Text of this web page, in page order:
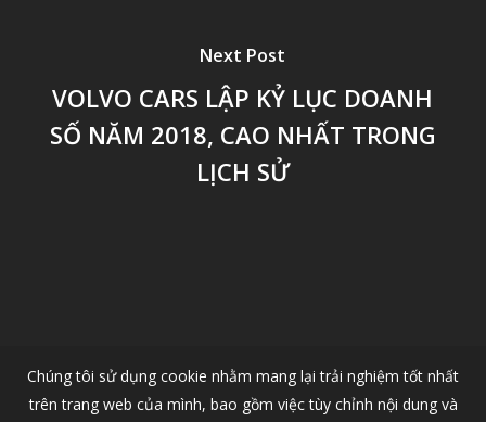
Next Post
VOLVO CARS LẬP KỶ LỤC DOANH
SỐ NĂM 2018, CAO NHẤT TRONG
LỊCH SỬ
Chúng tôi sử dụng cookie nhằm mang lại trải nghiệm tốt nhất
trên trang web của mình, bao gồm việc tùy chỉnh nội dung và